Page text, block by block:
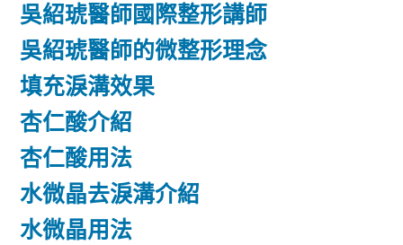
吳紹琥醫師國際整形講師
吳紹琥醫師的微整形理念
填充淚溝效果
杏仁酸介紹
杏仁酸用法
水微晶去淚溝介紹
水微晶用法